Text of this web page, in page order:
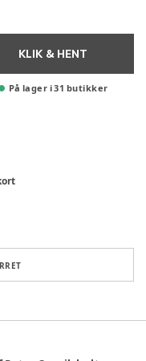
KLIK & HENT
På lager i 31 butikker